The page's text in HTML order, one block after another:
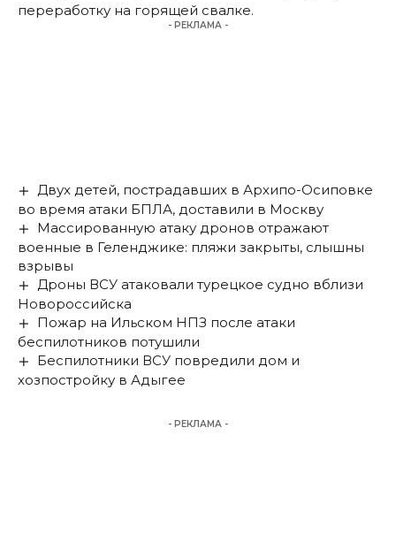
переработку на горящей свалке.
- РЕКЛАМА -
Двух детей, пострадавших в Архипо-Осиповке
во время атаки БПЛА, доставили в Москву
Массированную атаку дронов отражают
военные в Геленджике: пляжи закрыты, слышны
взрывы
Дроны ВСУ атаковали турецкое судно вблизи
Новороссийска
Пожар на Ильском НПЗ после атаки
беспилотников потушили
Беспилотники ВСУ повредили дом и
хозпостройку в Адыгее
- РЕКЛАМА -